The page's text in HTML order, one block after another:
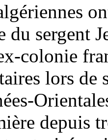
du sergent
colonie
lors de
depuis